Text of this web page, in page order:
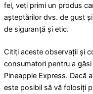
fel, veți primi un produs
așteptărilor dvs. de gust
de siguranță și etic.
Citiți aceste observații și
consumatori pentru a
Pineapple Express. Dacă
este posibil să vă folosiți